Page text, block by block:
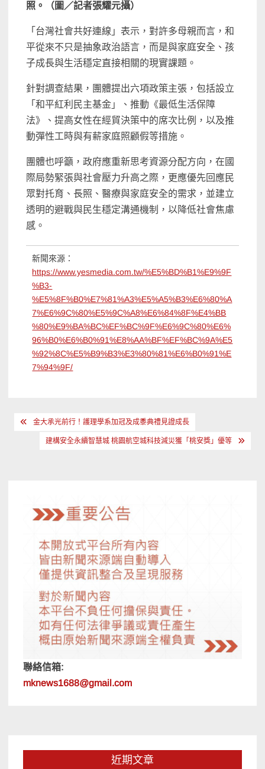
照。（圖／記者張耀元攝）
「台灣社會共好連線」表示，對許多母親而言，和
平從來不只是抽象政治語言，而是與家庭安全、孩
子成長與生活穩定直接相關的現實課題。
針對調查結果，團體提出六項政策主張，包括設立
「和平紅利民主基金」、推動《最低生活保障
法》、提高女性在經貿決策中的席次比例，以及推
動彈性工時與有薪家庭照顧假等措施。
團體也呼籲，政府應重新思考資源分配方向，在國
際局勢緊張與社會壓力升高之際，更應優先回應民
眾對托育、長照、醫療與家庭安全的需求，並建立
透明的避戰與民生穩定溝通機制，以降低社會焦慮
感。
新聞來源：
https://www.yesmedia.com.tw/%E5%BD%B1%E9%9F
%B3-
%E5%8F%B0%E7%81%A3%E5%A5%B3%E6%80%A
7%E6%9C%80%E5%9C%A8%E6%84%8F%E4%BB
%80%E9%BA%BC%EF%BC%9F%E6%9C%80%E6%
96%B0%E6%B0%91%E8%AA%BF%EF%BC%9A%E5
%92%8C%E5%B9%B3%E3%80%81%E6%B0%91%E
7%94%9F/
文 金大承光前行！護理學系加冠及成黍典禮見證成長
建構安全永續智慧城 桃園航空城科技減災獲「桃安獎」優等
聯絡信箱:
mknews1688@gmail.com
近期文章